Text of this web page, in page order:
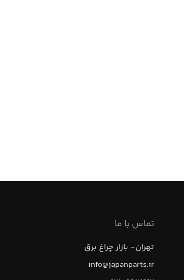
تماس با ما
تهران- بازار چراغ برق
info@japanparts.ir